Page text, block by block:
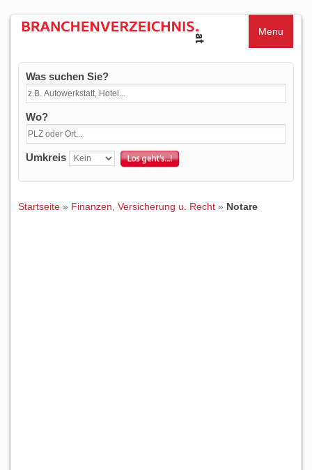
Menu
Was suchen Sie?
Wo?
Umkreis
Startseite » Finanzen, Versicherung u. Recht » Notare